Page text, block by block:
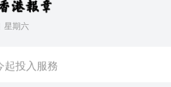
星期六
人死亡
起投入服務